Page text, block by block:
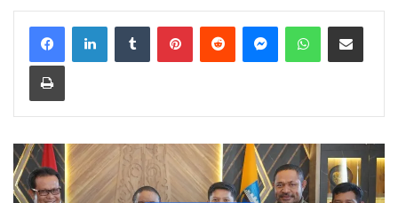
FacebookLinkedInTumblr PinterestReddit MessengerWhatsAppShare via Email
Print